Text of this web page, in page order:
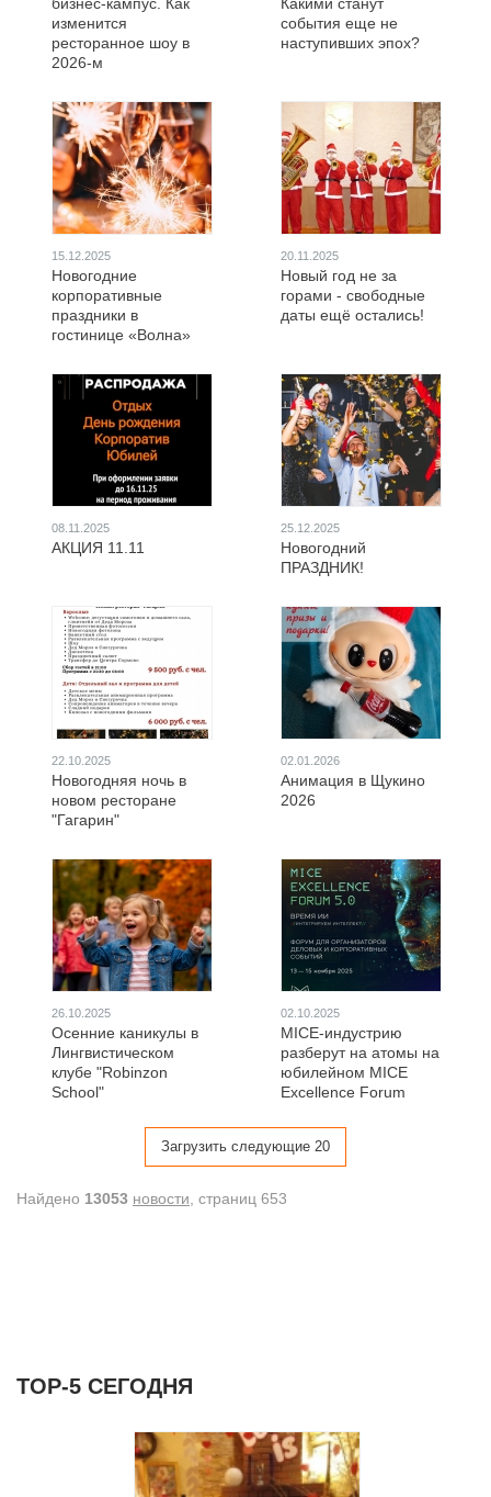
изменится
ресторанное шоу в
2026-м
события еще не
наступивших эпох?
15.12.2025
Новогодние
корпоративные
праздники в
гостинице «Волна»
20.11.2025
Новый год не за
горами - свободные
даты ещё остались!
08.11.2025
АКЦИЯ 11.11
25.12.2025
Новогодний
ПРАЗДНИК!
22.10.2025
Новогодняя ночь в
новом ресторане
"Гагарин"
02.01.2026
Анимация в Щукино
2026
26.10.2025
Осенние каникулы в
Лингвистическом
клубе "Robinzon
School"
02.10.2025
MICE-индустрию
разберут на атомы на
юбилейном MICE
Excellence Forum
Загрузить следующие 20
Найдено 13053 новости , cтраниц 653
ТОР-5 СЕГОДНЯ